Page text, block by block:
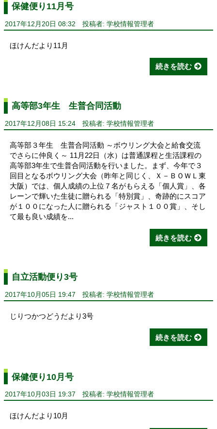
保健便り11月号
2017年12月20日 08:32 投稿者: 学校情報管理者
ほけんだより11月
続きを読む
高等部3年生 生普合同活動
2017年12月08日 15:24 投稿者: 学校情報管理者
高等部３年生 生普合同活動 ～ボウリング大会と給食交流
でさらに仲良く～ 11月22日（水）は普通課程と生活課程の
高等部3年生で生普合同活動を行いました。まず、今年で３
回目となるボウリング大会（昨年と同じく、Ｘ－ＢＯＷＬ東
大阪）では、個人成績の上位７名がもらえる「個人賞」、各
レーンで輝いた生徒に贈られる「特別賞」、奇跡的にスコア
が１００になった人に贈られる「ジャスト１００賞」、そし
て最も良い成績を...
続きを読む
自立活動便り3号
2017年10月05日 19:47 投稿者: 学校情報管理者
じりつかつどうだより3号
続きを読む
保健便り10月号
2017年10月03日 19:37 投稿者: 学校情報管理者
ほけんだより10月